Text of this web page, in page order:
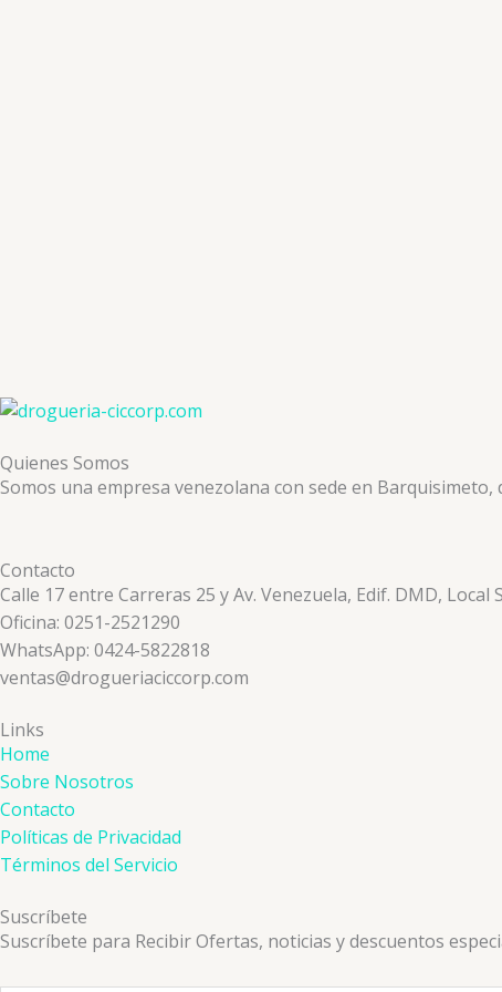
Quienes Somos
Somos una empresa venezolana con sede en
Contacto
Calle 17 entre Carreras 25 y Av. Venezuela, Edif. DMD,
Oficina: 0251-2521290
WhatsApp: 0424-5822818
ventas@drogueriaciccorp.com
Links
Home
Sobre Nosotros
Contacto
Políticas de Privacidad
Términos del Servicio
Suscríbete
Suscríbete para Recibir Ofertas, noticias y descuentos